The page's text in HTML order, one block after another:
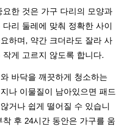
한 것은 가구 다리의 모양과
리 둘레에 맞춰 정확한 사이
하며, 약간 크더라도 잘라 사
게 고르지 않도록 합니다.
바닥을 깨끗하게 청소하는
나 이물질이 남아있으면 패드
거나 쉽게 떨어질 수 있습니
후 24시간 동안은 가구를 움